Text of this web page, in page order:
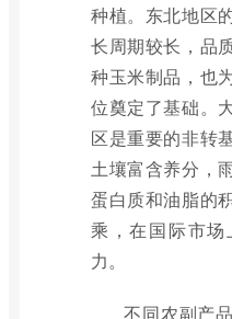
种植。东北地区
长周期较长，品
种玉米制品，也
位奠定了基础。
区是重要的非转
土壤富含养分，
蛋白质和油脂的
乘，在国际市
力。
不同农副产